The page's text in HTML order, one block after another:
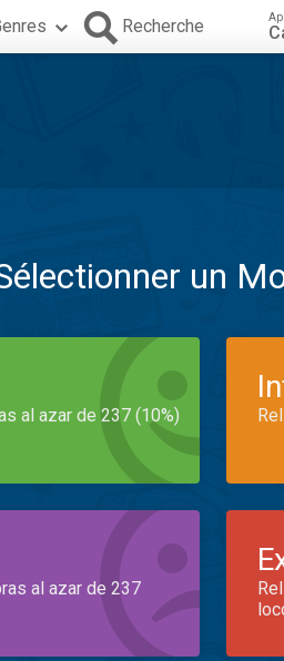
Recherche
un
al azar de 237 (10%)
al azar de 237